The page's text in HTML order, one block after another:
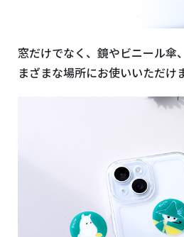
窓だけでなく、鏡やビニール傘
まざまな場所にお使いいただけ